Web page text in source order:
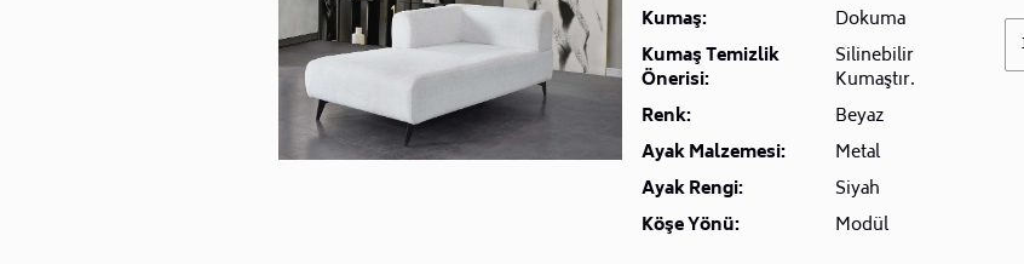
Kumaş:
Dokuma
Kumaş Temizlik
Önerisi:
Silinebilir
Kumaştır.
Renk:
Beyaz
Ayak Malzemesi:
Metal
Ayak Rengi:
Siyah
Köşe Yönü:
Modül